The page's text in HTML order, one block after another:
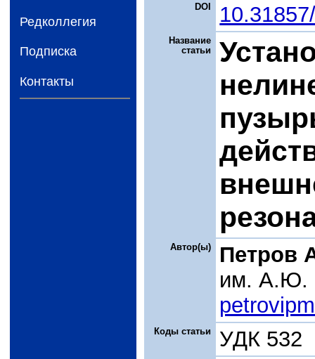
Редколлегия
Подписка
Контакты
DOI
Название
статьи
Автор(ы)
Петров
им. А.Ю.
Коды статьи УДК 532